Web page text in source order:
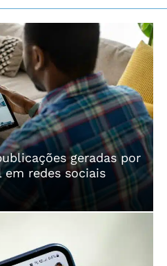
geradas por
redes sociais